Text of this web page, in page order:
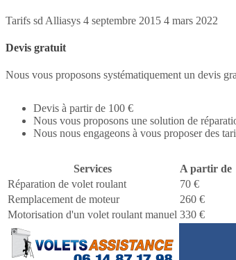
Tarifs sd Alliasys 4 septembre 2015 4 mars 2022
Devis gratuit
Nous vous proposons systématiquement un devis
Devis à partir de 100 €
Nous vous proposons une solution de
Nous nous engageons à vous proposer des
Services
A partir de
Réparation de volet roulant
70 €
Remplacement de moteur
260 €
Motorisation d'un volet roulant manuel 330 €